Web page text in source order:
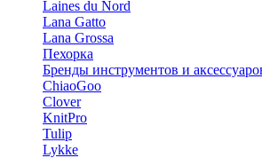
Laines du Nord
Lana Gatto
Lana Grossa
Пехорка
Бренды инструментов и
ChiaoGoo
Clover
KnitPro
Tulip
Lykke